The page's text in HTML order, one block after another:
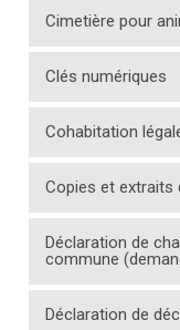
Cimetière pour
Clés numériques
Cohabitation
Copies et extraits
Déclaration de
commune
Déclaration de